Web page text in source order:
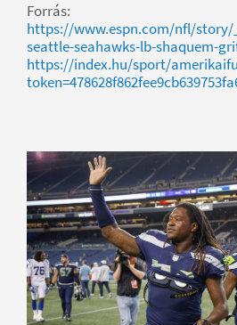
Forrás:
https://www.espn.com/nfl/story/
seattle-seahawks-lb-shaquem-
https://index.hu/sport/